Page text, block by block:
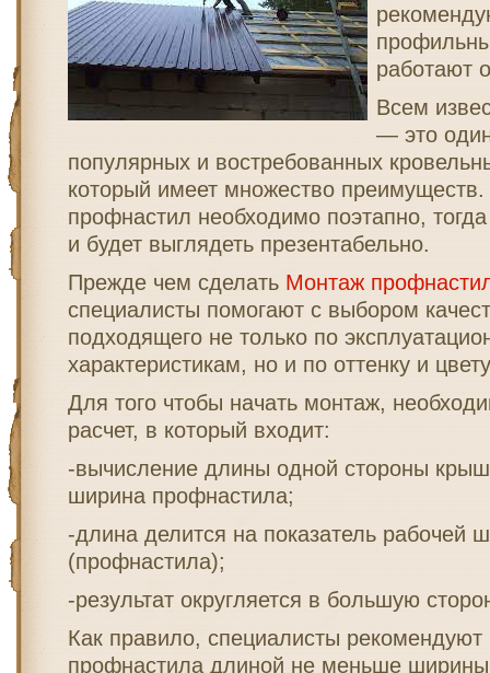
работают
Всем
— это
популярных и востребованных
который имеет множество
профнастил необходимо поэтапно,
и будет выглядеть презентабельно.
Прежде чем сделать Монтаж
специалисты помогают с выбором
подходящего не только по
характеристикам, но и по оттенку и
Для того чтобы начать монтаж,
расчет, в который входит:
-вычисление длины одной стороны
ширина профнастила;
-длина делится на показатель рабочей
(профнастила);
-результат округляется в большую
Как правило, специалисты
профнастила длиной не меньше ширины